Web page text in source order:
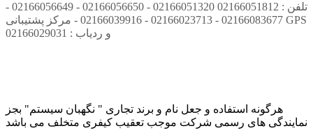
تلفن : 02166051812 02166051320 - 02166056650 - 02166056649 -
02166083677 - 02166023713 - 02166039916 - مرکز پشتیبانی GPS
و ردیاب : 02166029031
هرگونه استفاده و جعل نام و برند تجاری " نگهبان سیستم" بجز
نمایندگی های رسمی شرکت موجب تعقیب کیفری متخلف می باشد